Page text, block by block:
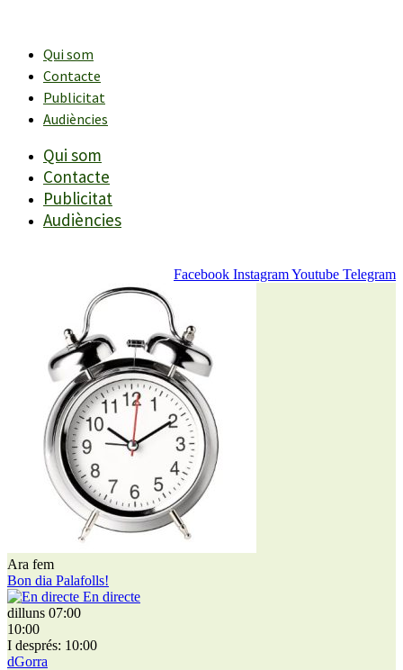
contingutQui som
Contacte
Publicitat
Audiències
Qui som
Contacte
Publicitat
Audiències
Facebook InstagramYoutube Telegram
Ara fem
Bon dia Palafolls!
En directe
dilluns 07:00
10:00
I després: 10:00
dGorra